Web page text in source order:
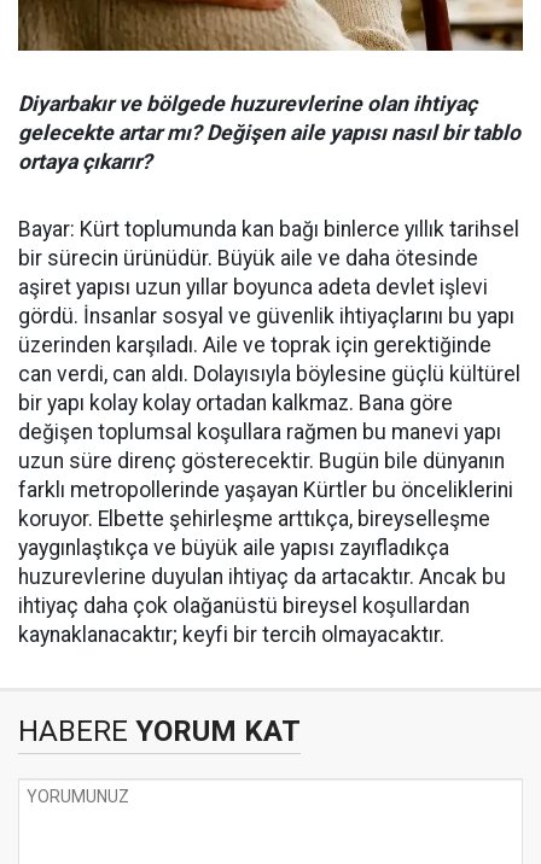
Diyarbakır ve bölgede huzurevlerine olan ihtiyaç
gelecekte artar mı? Değişen aile yapısı nasıl bir tablo
ortaya çıkarır?
Bayar: Kürt toplumunda kan bağı binlerce yıllık tarihsel
bir sürecin ürünüdür. Büyük aile ve daha ötesinde
aşiret yapısı uzun yıllar boyunca adeta devlet işlevi
gördü. İnsanlar sosyal ve güvenlik ihtiyaçlarını bu yapı
üzerinden karşıladı. Aile ve toprak için gerektiğinde
can verdi, can aldı. Dolayısıyla böylesine güçlü kültürel
bir yapı kolay kolay ortadan kalkmaz. Bana göre
değişen toplumsal koşullara rağmen bu manevi yapı
uzun süre direnç gösterecektir. Bugün bile dünyanın
farklı metropollerinde yaşayan Kürtler bu önceliklerini
koruyor. Elbette şehirleşme arttıkça, bireyselleşme
yaygınlaştıkça ve büyük aile yapısı zayıfladıkça
huzurevlerine duyulan ihtiyaç da artacaktır. Ancak bu
ihtiyaç daha çok olağanüstü bireysel koşullardan
kaynaklanacaktır; keyfi bir tercih olmayacaktır.
HABERE YORUM KAT